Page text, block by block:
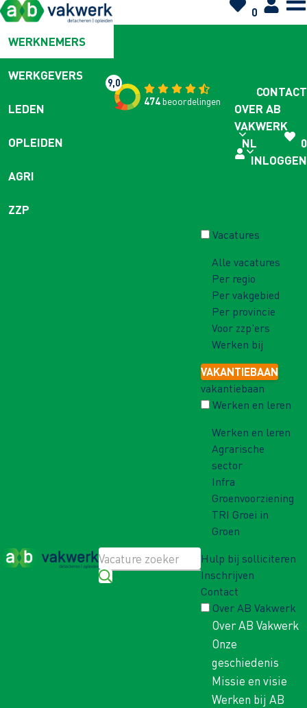
0
WERKNEMERS
WERKGEVERS
LEDEN
OPLEIDEN
AGRI
ZZP
9,0
474beoordelingen
CONTACT
OVER AB
VAKWERK
NL
0
INLOGGEN
Vacatures
Alle vacatures
Per regio
Per vakgebied
Per provincie
Voor zzp'ers
Werken bij
VAKANTIEBAAN
vakantiebaan
Werken en leren
Werken en leren
Agrarische
sector
Infra
Groenvoorziening
TRI Groei in
Groen
Hulp bij solliciteren
Inschrijven
Contact
Over AB Vakwerk
Over AB Vakwerk
Onze
geschiedenis
Missie en visie
Werken bij AB